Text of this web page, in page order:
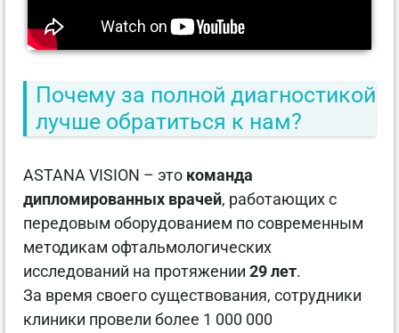
Почему за полной диагностикой
лучше обратиться к нам?
ASTANA VISION – это команда
дипломированных врачей, работающих с
передовым оборудованием по современным
методикам офтальмологических
исследований на протяжении 29 лет.
За время своего существования, сотрудники
клиники провели более 1 000 000